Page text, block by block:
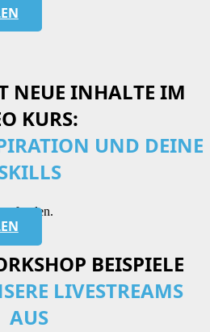
NEUE INHALTE IM
KURS:
UND DEINE
BEISPIELE
LIVESTREAMS
AUS